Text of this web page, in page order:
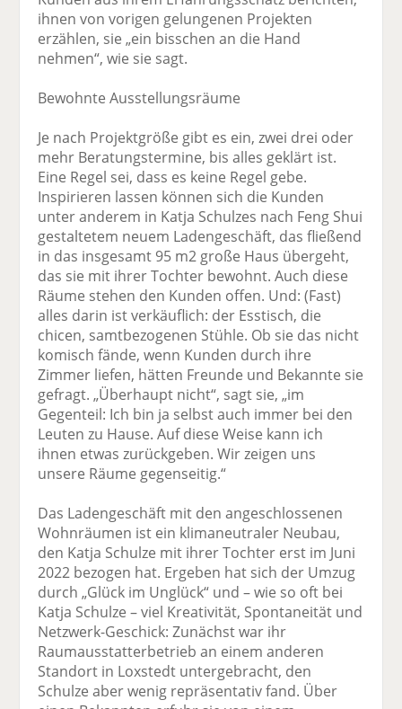
ihnen von vorigen gelungenen Projekten
erzählen, sie „ein bisschen an die Hand
nehmen“, wie sie sagt.
Bewohnte Ausstellungsräume
Je nach Projektgröße gibt es ein, zwei drei oder
mehr Beratungstermine, bis alles geklärt ist.
Eine Regel sei, dass es keine Regel gebe.
Inspirieren lassen können sich die Kunden
unter anderem in Katja Schulzes nach Feng Shui
gestaltetem neuem Ladengeschäft, das fließend
in das insgesamt 95 m2 große Haus übergeht,
das sie mit ihrer Tochter bewohnt. Auch diese
Räume stehen den Kunden offen. Und: (Fast)
alles darin ist verkäuflich: der Esstisch, die
chicen, samtbezogenen Stühle. Ob sie das nicht
komisch fände, wenn Kunden durch ihre
Zimmer liefen, hätten Freunde und Bekannte sie
gefragt. „Überhaupt nicht“, sagt sie, „im
Gegenteil: Ich bin ja selbst auch immer bei den
Leuten zu Hause. Auf diese Weise kann ich
ihnen etwas zurückgeben. Wir zeigen uns
unsere Räume gegenseitig.“
Das Ladengeschäft mit den angeschlossenen
Wohnräumen ist ein klimaneutraler Neubau,
den Katja Schulze mit ihrer Tochter erst im Juni
2022 bezogen hat. Ergeben hat sich der Umzug
durch „Glück im Unglück“ und – wie so oft bei
Katja Schulze – viel Kreativität, Spontaneität und
Netzwerk-Geschick: Zunächst war ihr
Raumausstatterbetrieb an einem anderen
Standort in Loxstedt untergebracht, den
Schulze aber wenig repräsentativ fand. Über